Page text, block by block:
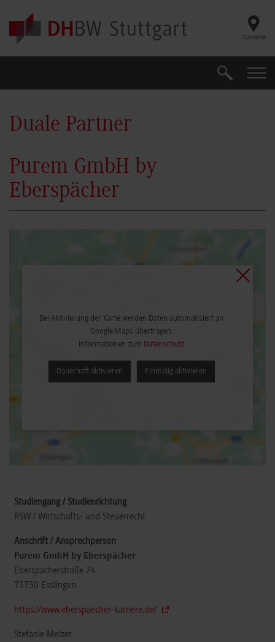
Skip to main content
Standorte
Suche
Duale Partner
Purem GmbH by
Eberspächer
Bei Aktivierung der Karte werden Daten automatisiert an
Google Maps übertragen.
Informationen zum Datenschutz
Dauerhaft aktivieren Einmalig aktivieren
RSW / Wirtschafts- und Steuerrecht
Purem GmbH by Eberspächer
Eberspächerstraße 24
73730 Esslingen
https://www.eberspaecher-karriere.de/
Stefanie Melzer